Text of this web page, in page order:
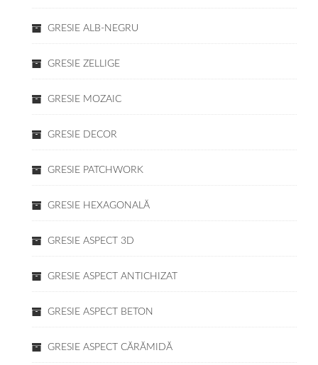
GRESIE ALB-NEGRU
GRESIE ZELLIGE
GRESIE MOZAIC
GRESIE DECOR
GRESIE PATCHWORK
GRESIE HEXAGONALĂ
GRESIE ASPECT 3D
GRESIE ASPECT ANTICHIZAT
GRESIE ASPECT BETON
GRESIE ASPECT CĂRĂMIDĂ